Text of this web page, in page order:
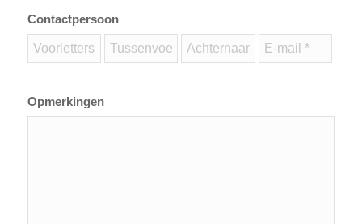
Contactpersoon
Opmerkingen